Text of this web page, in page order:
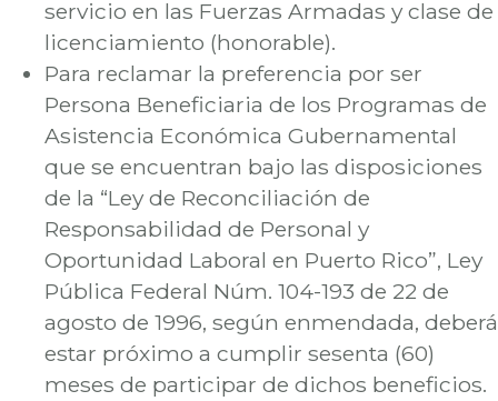
servicio en las Fuerzas Armadas y clase de
licenciamiento (honorable).
Para reclamar la preferencia por ser
Persona Beneficiaria de los Programas de
Asistencia Económica Gubernamental
que se encuentran bajo las disposiciones
de la “Ley de Reconciliación de
Responsabilidad de Personal y
Oportunidad Laboral en Puerto Rico”, Ley
Pública Federal Núm. 104-193 de 22 de
agosto de 1996, según enmendada, deberá
estar próximo a cumplir sesenta (60)
meses de participar de dichos beneficios.